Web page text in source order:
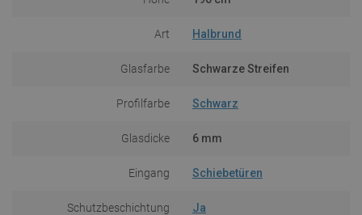
Art Halbrund
Glasfarbe Schwarze Streifen
Profilfarbe Schwarz
Glasdicke 6 mm
Eingang Schiebetüren
Schutzbeschichtung Ja